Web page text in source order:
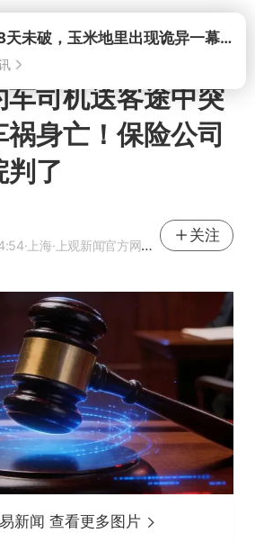
打开西平命案8天未破，玉米地里出现诡异一幕，我突然想起了欧金中
车司机送客途中突
身亡！保险公司
判了
·上海·上观新闻官方网易号
关注
新闻 查看更多图片